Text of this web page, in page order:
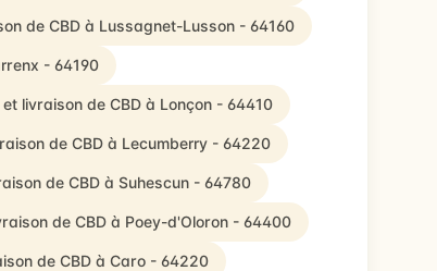
de CBD à Lussagnet-Lusson - 64160
- 64190
livraison de CBD à Lonçon - 64410
de CBD à Lecumberry - 64220
de CBD à Suhescun - 64780
de CBD à Poey-d'Oloron - 64400
de CBD à Caro - 64220